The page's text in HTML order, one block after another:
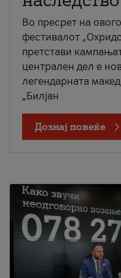
Во пресрет на
фестивалот
претстави
централен дел е
легендарната
„Билјан
Дознај повеќе